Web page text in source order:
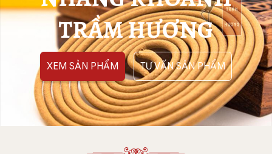
TRẦM HƯƠNG
XEM SẢN PHẨM TƯ VẤN SẢN PHẨM